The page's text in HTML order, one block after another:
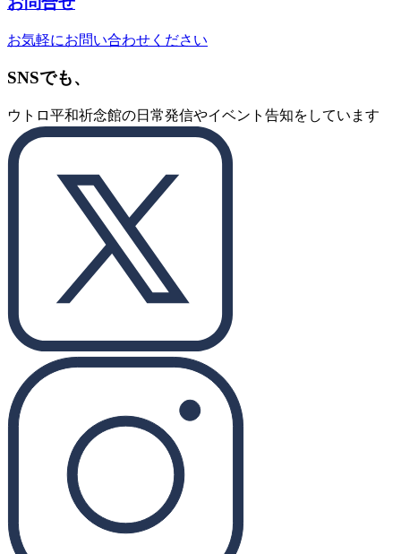
お気軽にお問い合わせください
SNSでも、
ウトロ平和祈念館の日常発信やイベント告知をしています